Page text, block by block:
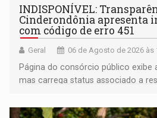
INDISPONÍVEL:
Cinderondônia apresenta
com código de erro 451
Geral 06 de Agosto de 2026 às
Página do consórcio público exibe
mas carrega status associado a